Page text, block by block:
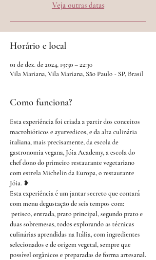
Veja outras datas
Horário e local
01 de dez. de 2024, 19:30 – 22:30
Vila Mariana, Vila Mariana, São Paulo - SP, Brasil
Como funciona?
Esta experiência foi criada a partir dos conceitos
macrobióticos e ayurvedicos, e da alta culinária
italiana, mais precisamente, da escola de
gastronomia vegana, Jóia Academy, a escola do
chef dono do primeiro restaurante vegetariano
com estrela Michelin da Europa, o restaurante
Jóia. ❥
Esta experiência é um jantar secreto que contará
com menu degustação de seis tempos com:
petisco, entrada, prato principal, segundo prato e
duas sobremesas, todos explorando as técnicas
culinárias aprendidas na Itália, com ingredientes
selecionados e de origem vegetal, sempre que
possível orgânicos e preparadas de forma artesanal.